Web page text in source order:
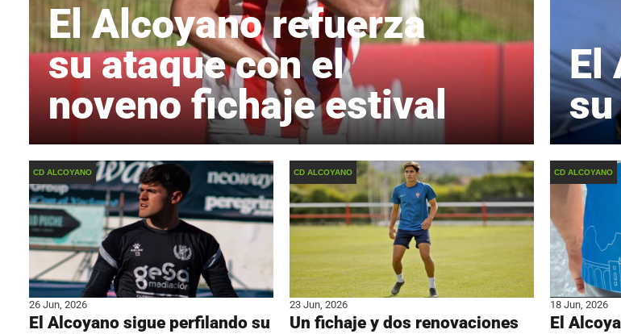
El Alcoyano refuerza
su ataque con el
noveno fichaje estival
El
CD ALCOYANO
26 Jun, 2026
El Alcoyano sigue perfilando su
CD ALCOYANO
23 Jun, 2026
Un fichaje y dos renovaciones
CD ALCOYANO
18 Jun, 2026
El